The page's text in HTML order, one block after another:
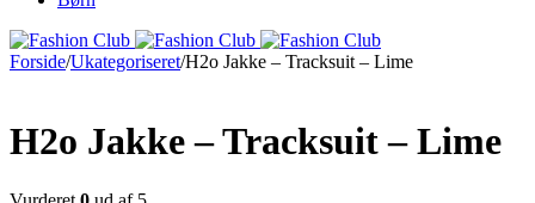
Forside/Ukategoriseret/H2o Jakke – Tracksuit – Lime
H2o Jakke – Tracksuit – Lime